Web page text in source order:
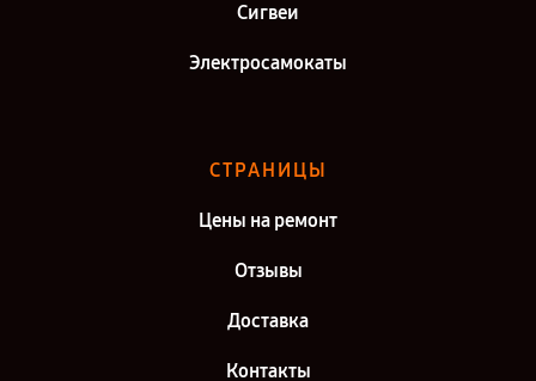
Сигвеи
Электросамокаты
СТРАНИЦЫ
Цены на ремонт
Отзывы
Доставка
Контакты